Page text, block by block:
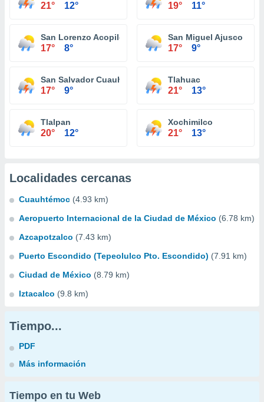
21° 12° 19° 11°
San Lorenzo Acopilco
17° 8°
San Miguel Ajusco
17° 9°
San Salvador Cuauhtenco
17° 9°
Tlahuac
21° 13°
Tlalpan
20° 12°
Xochimilco
21° 13°
Localidades cercanas
Cuauhtémoc (4.93 km)
Aeropuerto Internacional de la Ciudad de México (6.78 km)
Azcapotzalco (7.43 km)
Puerto Escondido (Tepeolulco Pto. Escondido) (7.91 km)
Ciudad de México (8.79 km)
Iztacalco (9.8 km)
Tiempo...
PDF
Más información
Tiempo en tu Web